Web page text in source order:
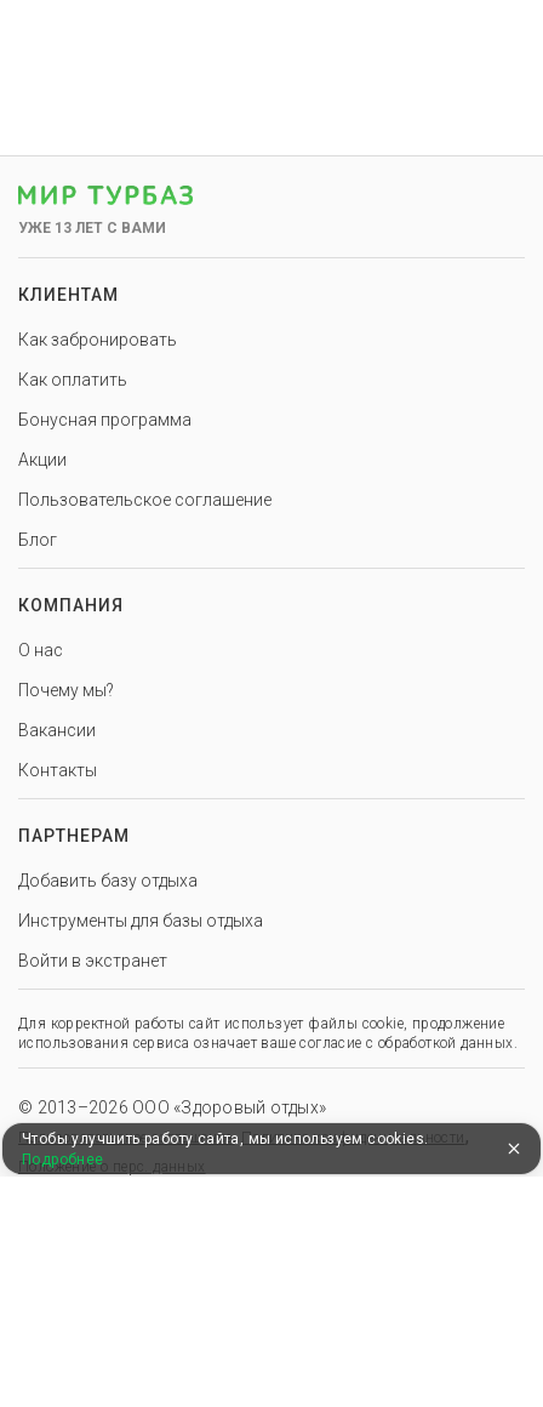
УЖЕ 13 ЛЕТ С ВАМИ
КЛИЕНТАМ
Как забронировать
Как оплатить
Бонусная программа
Акции
Пользовательское соглашение
Блог
КОМПАНИЯ
О нас
Почему мы?
Вакансии
Контакты
ПАРТНЕРАМ
Добавить базу отдыха
Инструменты для базы отдыха
Войти в экстранет
Для корректной работы сайт использует файлы cookie, продолжение
использования сервиса означает ваше согласие с обработкой данных.
© 2013–2026 ООО «Здоровый отдых»
Пользовательское соглашение, Политика конфиденциальности ,
Положение о перс. данных
Чтобы улучшить работу сайта, мы используем cookies.
Подробнее